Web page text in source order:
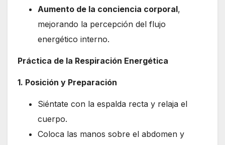
Aumento de la conciencia corporal,
mejorando la percepción del flujo
energético interno.
Práctica de la Respiración Energética
1. Posición y Preparación
Siéntate con la espalda recta y relaja el
cuerpo.
Coloca las manos sobre el abdomen y